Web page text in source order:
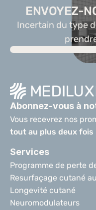
ENVOYEZ-
Incertain du type
Services
Programme de perte
Resurfaçage cutané
Longevité cutané
Neuromodulateurs
Abonnez-vous à
tout au plus deux fois